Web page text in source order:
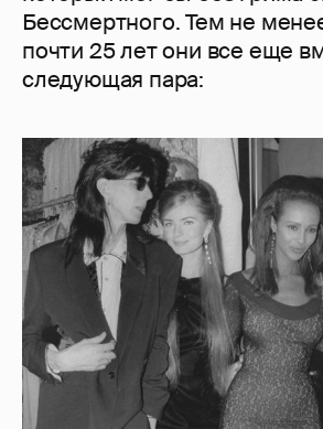
Бессмертного. Тем не
почти 25 лет они все еще
следующая пара: